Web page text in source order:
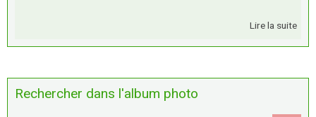
Lire la suite
Rechercher dans l'album photo